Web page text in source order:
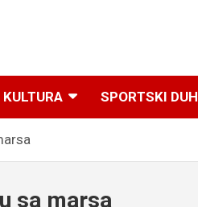
KULTURA SPORTSKI DUH
sa marsa